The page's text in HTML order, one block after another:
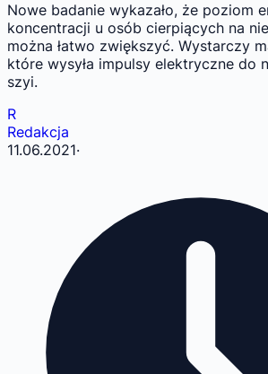
Nowe badanie wykazało, że poziom
koncentracji u osób cierpiących na
można łatwo zwiększyć. Wystarczy
które wysyła impulsy elektryczne do
szyi.
R
Redakcja
11.06.2021·